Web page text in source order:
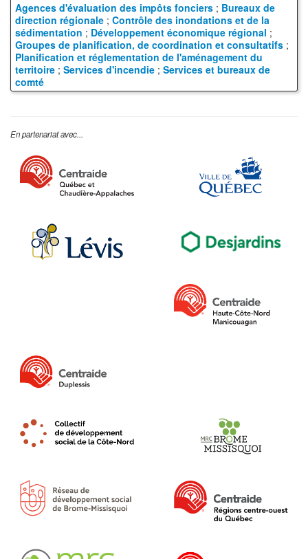
Agences d'évaluation des impôts fonciers ; Bureaux de
direction régionale ; Contrôle des inondations et de la
sédimentation ; Développement économique régional ;
Groupes de planification, de coordination et consultatifs ;
Planification et réglementation de l'aménagement du
territoire ; Services d'incendie ; Services et bureaux de
comté
En partenariat avec...